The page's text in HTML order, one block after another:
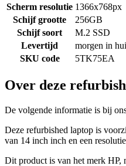
Scherm resolutie 1366x768px
Schijf grootte
256GB
Schijf soort
M.2 SSD
Levertijd
morgen in
SKU code
5TK75EA
Over deze
De volgende informatie is bij
Deze refurbished laptop is
van 14 inch inch en een
Dit product is van het merk HP,